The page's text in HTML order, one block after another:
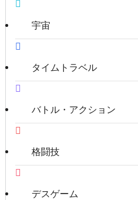
宇宙
タイムトラベル
バトル・アクション
格闘技
デスゲーム